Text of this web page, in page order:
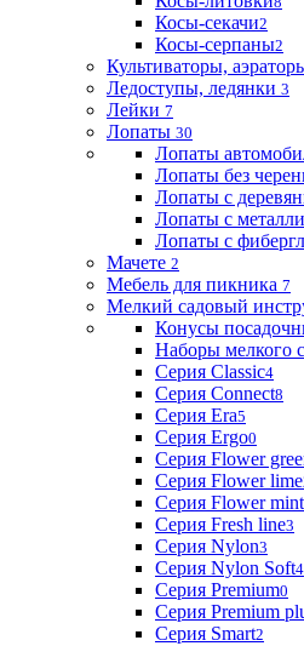
Косы-секачи2
Косы-серпаны2
Культиваторы,
Ледоступы, ледянки 3
Лейки 7
Лопаты 30
Лопаты
Лопаты без
Лопаты с
Лопаты с
Лопаты с
Мачете 2
Мебель для пикника 7
Мелкий садовый
Конусы
Наборы мелкого
Серия Classic4
Серия Connect8
Серия Era5
Серия Ergo0
Серия Flower
Серия Flower lime
Серия Flower mint
Серия Fresh line3
Серия Nylon3
Серия Nylon Soft4
Серия Premium0
Серия Premium
Серия Smart2